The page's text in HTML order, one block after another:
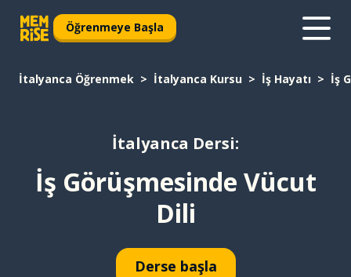
Öğrenmeye Başla
İtalyanca Öğrenmek İtalyanca Kursu İş Hayatı İş
İtalyanca Dersi:
İş Görüşmesinde Vücut
Dili
Derse başla